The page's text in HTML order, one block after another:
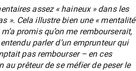
assez « haineux » dans les
». Cela illustre bien une « mentalité
promis qu’on me rembourserait,
parler d’un emprunteur qui
pas rembourser – en ces
au prêteur de se méfier de peser le